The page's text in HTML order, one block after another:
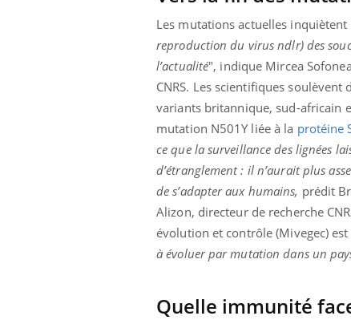
Les mutations actuelles
reproduction du virus ndlr) des
l’actualité", indique Mircea
CNRS. Les scientifiques
variants britannique, sud-africain
mutation N501Y liée à la protéine
ce que la surveillance des lignées
d’étranglement : il n’aurait plus
de s’adapter aux humains, prédit
Alizon, directeur de recherche
évolution et contrôle (Mivegec)
à évoluer par mutation dans un
Quelle immunité